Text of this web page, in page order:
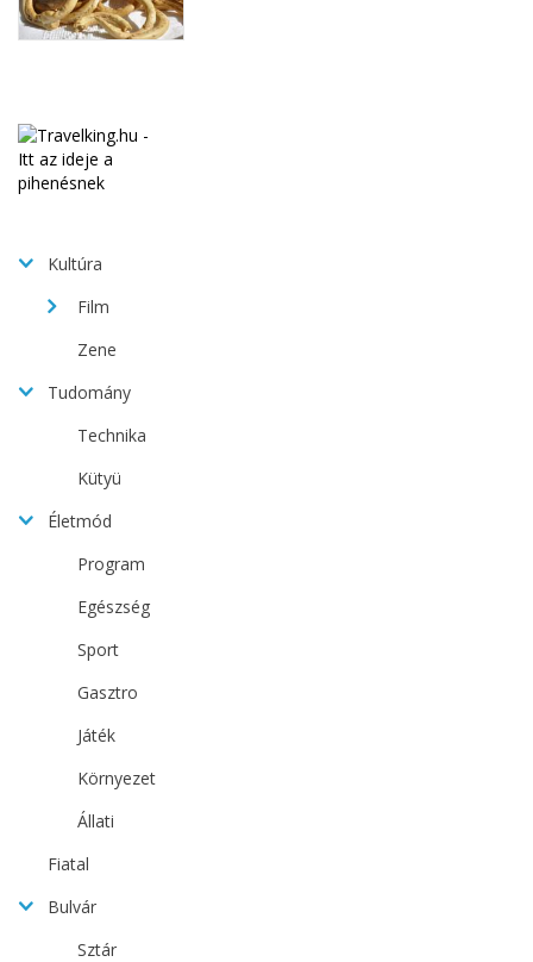
Kultúra
Film
Zene
Tudomány
Technika
Kütyü
Életmód
Program
Egészség
Sport
Gasztro
Játék
Környezet
Állati
Fiatal
Bulvár
Sztár